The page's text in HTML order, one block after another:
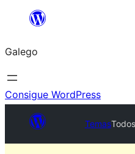
Saltar
contido
Galego
Consigue WordPress
Temas